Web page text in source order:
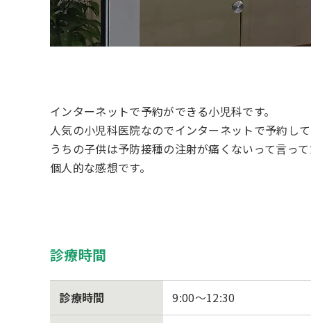
インターネットで予約ができる小児科です。
人気の小児科医院なのでインターネットで予約し
うちの子供は予防接種の注射が痛くないって言っ
個人的な感想です。
診療時間
診療時間 9:00～12:30